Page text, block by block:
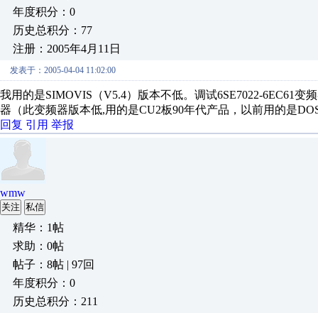
年度积分：0
历史总积分：77
注册：2005年4月11日
发表于：2005-04-04 11:02:00
我用的是SIMOVIS（V5.4）版本不低。调试6SE7022-6EC61变
器（此变频器版本低,用的是CU2板90年代产品，以前用的是
回复 引用 举报
wmw
关注 私信
精华：1帖
求助：0帖
帖子：8帖 | 97回
年度积分：0
历史总积分：211